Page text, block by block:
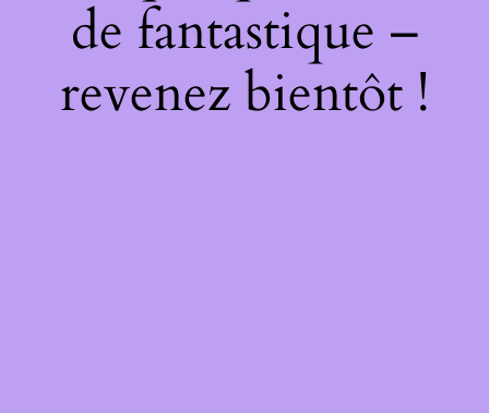
de fantastique –
revenez bientôt !